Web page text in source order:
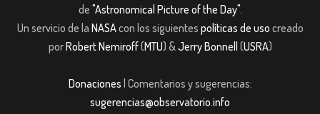
de "Astronomical Picture of the Day".
Un servicio de la NASAcon los siguientes políticas de uso creado
porRobert Nemiroff(MTU) &Jerry Bonnell (USRA)
Donaciones | Comentarios y sugerencias:
sugerencias@observatorio.info